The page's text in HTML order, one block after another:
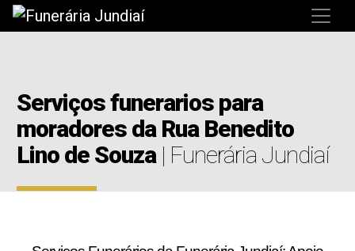
Serviços funerarios para
moradores da Rua Benedito
Lino de Souza | Funerária Jundiaí